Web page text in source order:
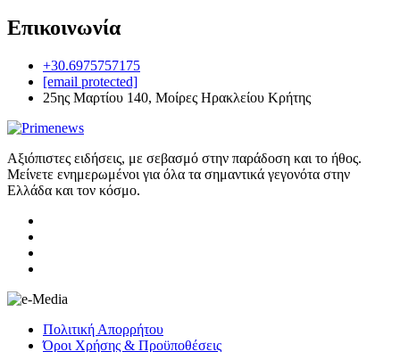
Επικοινωνία
+30.6975757175
[email protected]
25ης Μαρτίου 140, Μοίρες Ηρακλείου Κρήτης
Αξιόπιστες ειδήσεις, με σεβασμό στην παράδοση και το ήθος.
Μείνετε ενημερωμένοι για όλα τα σημαντικά γεγονότα στην
Ελλάδα και τον κόσμο.
Πολιτική Απορρήτου
Όροι Χρήσης & Προϋποθέσεις